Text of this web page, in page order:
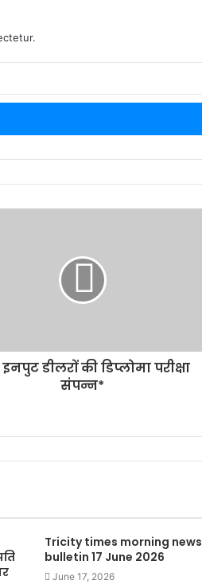
डीलरों की डिप्लोमा परीक्षा
संपन्न*
Tricity times morning news
bulletin 17 June 2026
June 17, 2026